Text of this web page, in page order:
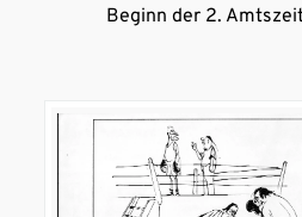
Beginn der 2.